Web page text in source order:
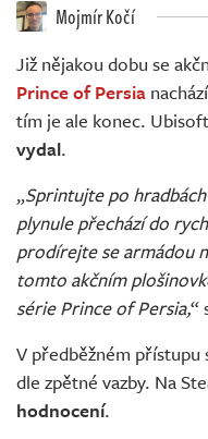
Živě Mojmír Kočí
Již nějakou dobu se
Prince of Persia
tím je ale konec.
vydal.
„Sprintujte po
plynule přechází do
prodírejte se armádou
tomto akčním
série Prince of Persia,“
V předběžném
dle zpětné vazby. Na
hodnocení.